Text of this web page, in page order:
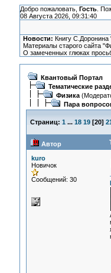
Добро пожаловать, Гость.
08 Августа 2026, 09:31:40
Новости: Книгу С.Доронина
Материалы старого сайта
О замеченных глюках
Квантовый Портал
Тематические
Физика
Пара
Страниц: 1 ... 18 19[20]
Автор
kuro
Новичок
Сообщений: 30